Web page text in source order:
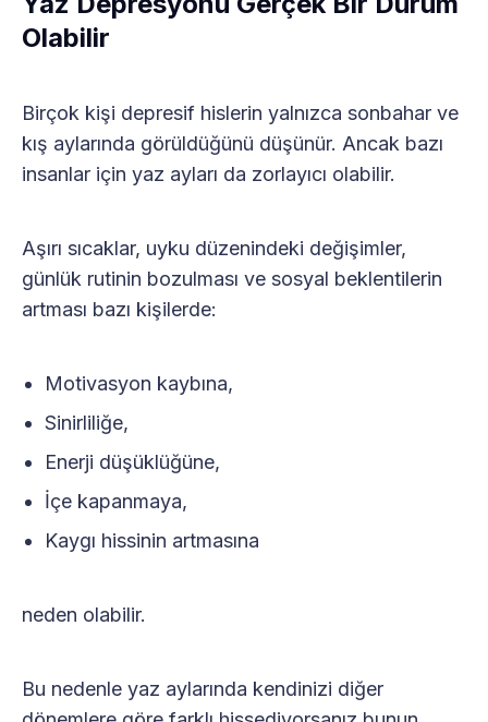
Olabilir
Birçok kişi depresif hislerin yalnızca sonbahar ve
kış aylarında görüldüğünü düşünür. Ancak bazı
insanlar için yaz ayları da zorlayıcı olabilir.
Aşırı sıcaklar, uyku düzenindeki değişimler,
günlük rutinin bozulması ve sosyal beklentilerin
artması bazı kişilerde:
Motivasyon kaybına,
Sinirliliğe,
Enerji düşüklüğüne,
İçe kapanmaya,
Kaygı hissinin artmasına
neden olabilir.
Bu nedenle yaz aylarında kendinizi diğer